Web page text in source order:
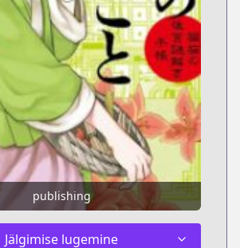
publishing
Jälgimise lugemine